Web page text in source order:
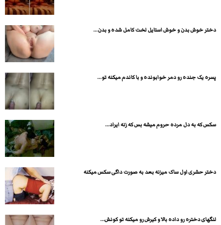
دختر خوش بدن و خوش استایل لخت کامل شده و بدن...
پسره یک جنده رو دمر خوابونده و با کاندم میکنه تو...
سکس که به دل مرده حروم میشه بس که زنه ایراد...
دختر حشری اول ساک میزنه بعد به صورت داگی سکس میکنه
لنگهای دختره رو داده بالا و کیرش رو میکنه تو کونش...